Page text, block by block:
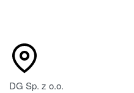
DG Sp. z o.o.